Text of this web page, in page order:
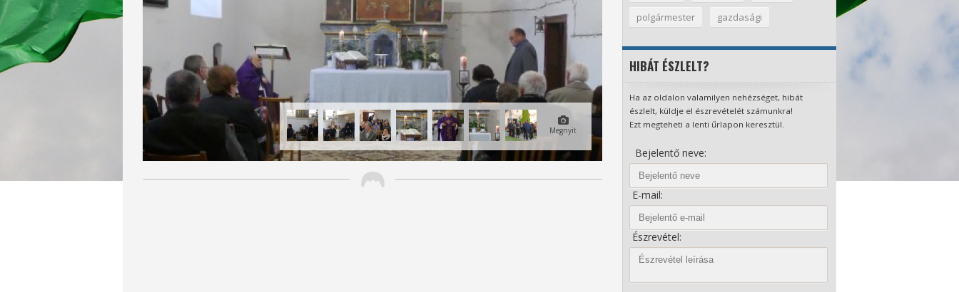
Megnyit
polgármester
gazdasági
HIBÁT ÉSZLELT?
Ha az oldalon valamilyen nehézséget, hibát
észlelt, küldje el észrevételét számunkra!
Ezt megteheti a lenti űrlapon keresztül.
Bejelentő neve:
E-mail:
Észrevétel: